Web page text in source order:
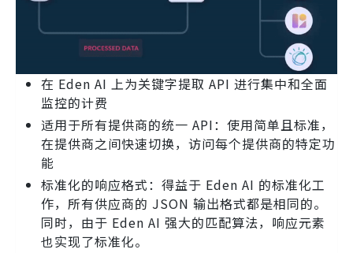
在 Eden AI 上为关键字提取 API 进行集中和全面
监控的计费
适用于所有提供商的统一 API：使用简单且标准，
在提供商之间快速切换，访问每个提供商的特定功
能
标准化的响应格式：得益于 Eden AI 的标准化工
作，所有供应商的 JSON 输出格式都是相同的。
同时，由于 Eden AI 强大的匹配算法，响应元素
也实现了标准化。